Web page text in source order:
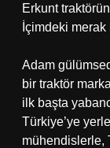
Erkunt
İçimdeki
Adam
bir traktör
ilk başta
Türkiye’ye
mühendislerle,